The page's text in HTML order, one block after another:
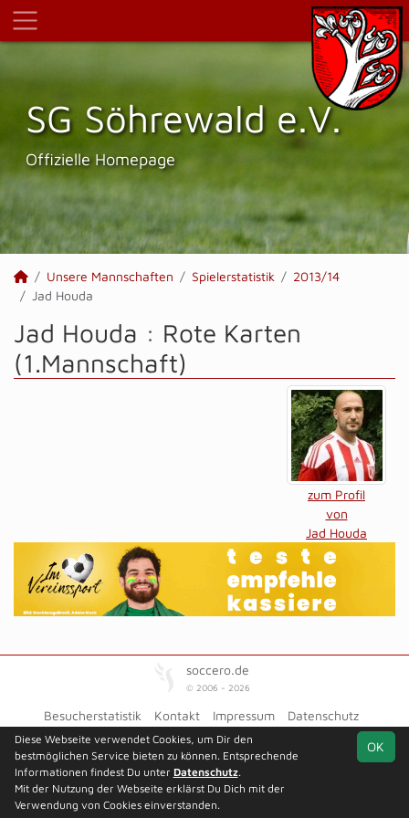
SG Söhrewald e.V.
Offizielle Homepage
Unsere Mannschaften Spielerstatistik
2013/14
Jad Houda
Jad Houda : Rote Karten
(1.Mannschaft)
zum Profil
von
Jad Houda
soccero.de
© 2006 - 2026
Besucherstatistik Kontakt Impressum Datenschutz
OK
Diese Webseite verwendet Cookies, um Dir den
bestmöglichen Service bieten zu können. Entsprechende
Informationen findest Du unter Datenschutz.
Mit der Nutzung der Webseite erklärst Du Dich mit der
Verwendung von Cookies einverstanden.